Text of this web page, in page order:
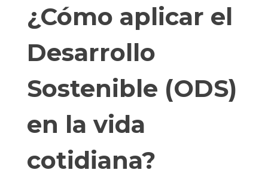
¿Cómo aplicar el
Desarrollo
Sostenible (ODS)
en la vida
cotidiana?